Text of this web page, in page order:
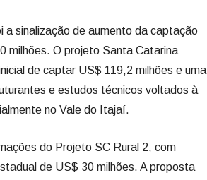
a sinalização de aumento da captação
milhões. O projeto Santa Catarina
de captar US$ 119,2 milhões e uma
e estudos técnicos voltados à
no Vale do Itajaí.
do Projeto SC Rural 2, com
de US$ 30 milhões. A proposta